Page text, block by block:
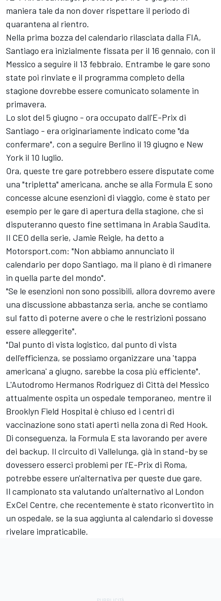
maniera tale da non dover rispettare il periodo di
quarantena al rientro.
Nella prima bozza del calendario rilasciata dalla FIA,
Santiago era inizialmente fissata per il 16 gennaio, con il
Messico a seguire il 13 febbraio. Entrambe le gare sono
state poi rinviate e il programma completo della
stagione dovrebbe essere comunicato solamente in
primavera.
Lo slot del 5 giugno - ora occupato dall'E-Prix di
Santiago - era originariamente indicato come "da
confermare", con a seguire Berlino il 19 giugno e New
York il 10 luglio.
Ora, queste tre gare potrebbero essere disputate come
una "tripletta" americana, anche se alla Formula E sono
concesse alcune esenzioni di viaggio, come è stato per
esempio per le gare di apertura della stagione, che si
disputeranno questo fine settimana in Arabia Saudita.
Il CEO della serie, Jamie Reigle, ha detto a
Motorsport.com: "Non abbiamo annunciato il
calendario per dopo Santiago, ma il piano è di rimanere
in quella parte del mondo".
"Se le esenzioni non sono possibili, allora dovremo avere
una discussione abbastanza seria, anche se contiamo
sul fatto di poterne avere o che le restrizioni possano
essere alleggerite".
"Dal punto di vista logistico, dal punto di vista
dell'efficienza, se possiamo organizzare una 'tappa
americana' a giugno, sarebbe la cosa più efficiente".
L'Autodromo Hermanos Rodriguez di Città del Messico
attualmente ospita un ospedale temporaneo, mentre il
Brooklyn Field Hospital è chiuso ed i centri di
vaccinazione sono stati aperti nella zona di Red Hook.
Di conseguenza, la Formula E sta lavorando per avere
dei backup. Il circuito di Vallelunga, già in stand-by se
dovessero esserci problemi per l'E-Prix di Roma,
potrebbe essere un'alternativa per queste due gare.
Il campionato sta valutando un'alternativo al London
ExCel Centre, che recentemente è stato riconvertito in
un ospedale, se la sua aggiunta al calendario si dovesse
rivelare impraticabile.